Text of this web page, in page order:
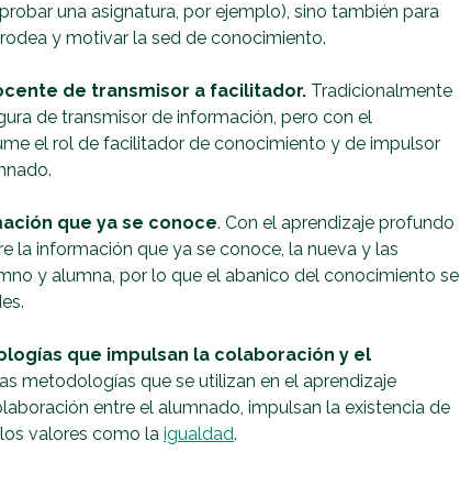
una asignatura, por ejemplo), sino también para
y motivar la sed de conocimiento.
de transmisor a facilitador. Tradicionalmente
de transmisor de información, pero con el
el rol de facilitador de conocimiento y de impulsor
que ya se conoce. Con el aprendizaje profundo
la información que ya se conoce, la nueva y las
y alumna, por lo que el abanico del conocimiento se
que impulsan la colaboración y el
metodologías que se utilizan en el aprendizaje
entre el alumnado, impulsan la existencia de
valores como la igualdad.